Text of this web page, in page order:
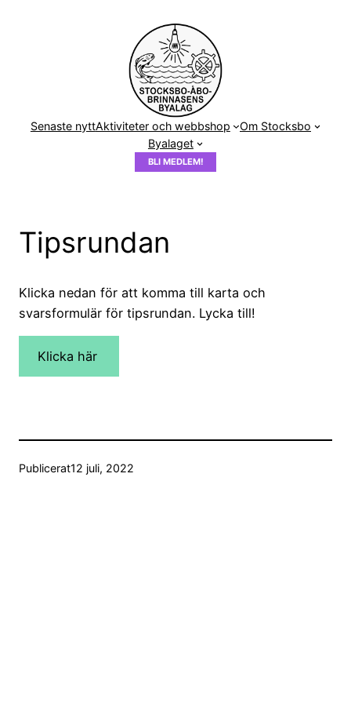
Senaste nyttAktiviteter och webbshop
Om Stocksbo
Byalaget
BLI MEDLEM!
Tipsrundan
Klicka nedan för att komma till karta och
svarsformulär för tipsrundan. Lycka till!
Klicka här
Publicerat12 juli, 2022